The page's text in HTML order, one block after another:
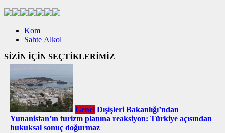
Kom
Sahte Alkol
SİZİN İÇİN SEÇTİKLERİMİZ
Genel Dışişleri Bakanlığı’ndan
Yunanistan’ın turizm planına reaksiyon: Türkiye açısından
hukuksal sonuç doğurmaz